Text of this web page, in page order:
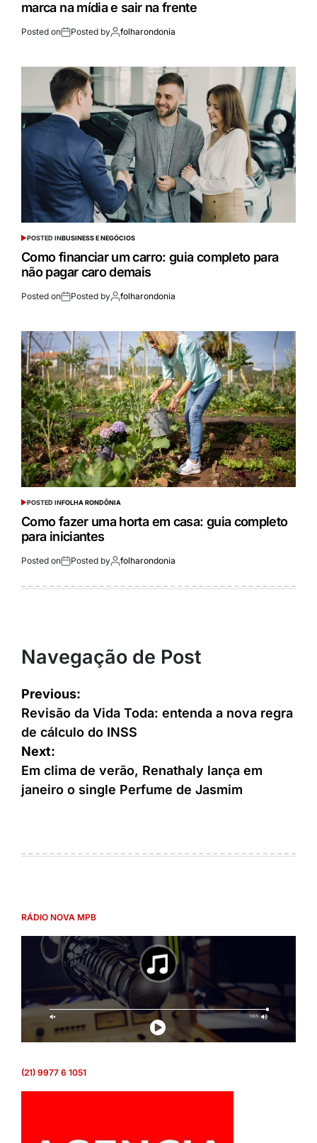
marca na mídia e sair na frente
Posted on Posted by folharondonia
POSTED INBUSINESS E NEGÓCIOS
Como financiar um carro: guia completo para
não pagar caro demais
Posted on Posted by folharondonia
POSTED INFOLHA RONDÔNIA
Como fazer uma horta em casa: guia completo
para iniciantes
Posted on Posted by folharondonia
Navegação de Post
Previous:
Revisão da Vida Toda: entenda a nova regra
de cálculo do INSS
Next:
Em clima de verão, Renathaly lança em
janeiro o single Perfume de Jasmim
RÁDIO NOVA MPB
(21) 9977 6 1051